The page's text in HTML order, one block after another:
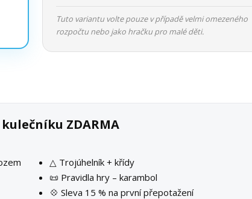
Tuto variantu volte pouze v případě velmi omezeného
rozpočtu nebo jako hračku pro malé děti.
ZDARMA
△ Trojúhelník + křídy
📜 Pravidla hry – karambol
💠 Sleva 15 % na první přepotažení